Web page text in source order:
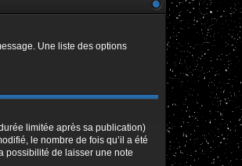
Une liste des options
limitée après sa publication)
le nombre de fois qu’il a été
possibilité de laisser une note